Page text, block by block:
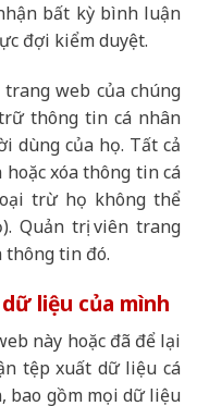
bất kỳ bình luận
đợi kiểm duyệt.
web của chúng
thông tin cá nhân
dùng của họ. Tất cả
xóa thông tin cá
trừ họ không thể
Quản trị viên trang
thông tin đó.
liệu của mình
này hoặc đã để lại
tệp xuất dữ liệu cá
bao gồm mọi dữ liệu